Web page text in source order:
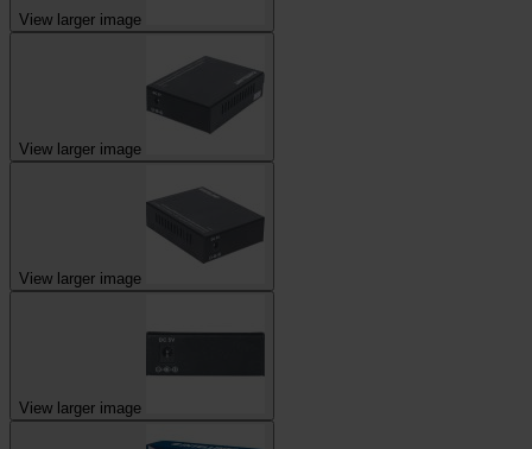
View larger image
View larger image
View larger image
View larger image